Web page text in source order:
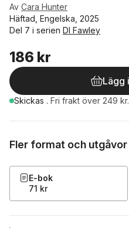
Av Cara Hunter
Häftad, Engelska, 2025
Del 7 i serien DI Fawley
186 kr
Lägg
Skickas . Fri frakt över 249 kr.
Fler format och utgåvor
E-bok
71 kr